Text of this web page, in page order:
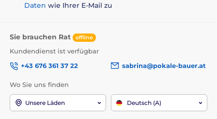
Daten wie Ihrer E-Mail zu
Sie brauchen Rat offline
Kundendienst ist verfügbar
+43 676 361 37 22
sabrina@pokale-bauer.at
Wo Sie uns finden
Unsere Läden Deutsch (A)